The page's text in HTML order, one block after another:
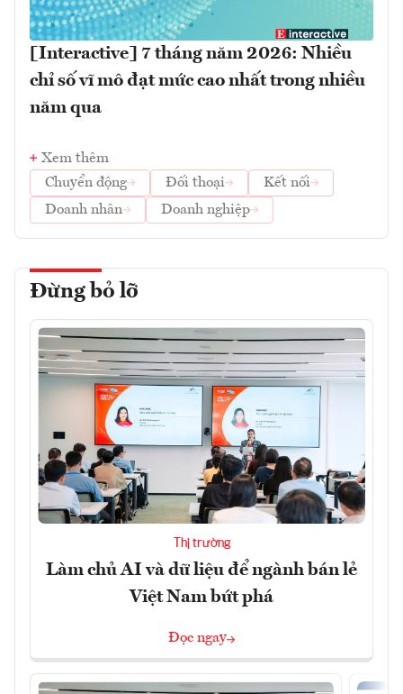
[Interactive] 7 tháng năm 2026: Nhiều
chỉ số vĩ mô đạt mức cao nhất trong nhiều
năm qua
Xem thêm
Chuyển động
Đối thoại
Kết nối
Doanh nhân
Doanh nghiệp
Đừng bỏ lỡ
Thị trường
Làm chủ AI và dữ liệu để ngành bán lẻ
Việt Nam bứt phá
Đọc ngay